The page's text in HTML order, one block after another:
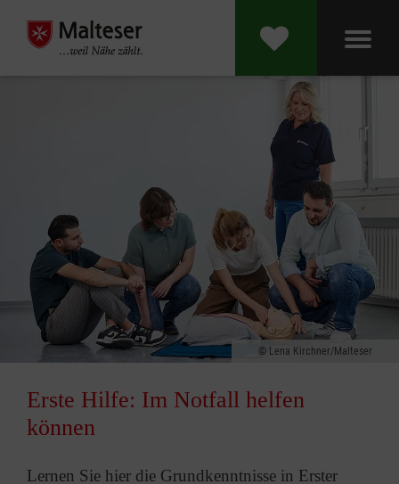
Lena Kirchner/Malteser
Erste Hilfe: Im Notfall helfen
können
Lernen Sie hier die Grundkenntnisse in Erster